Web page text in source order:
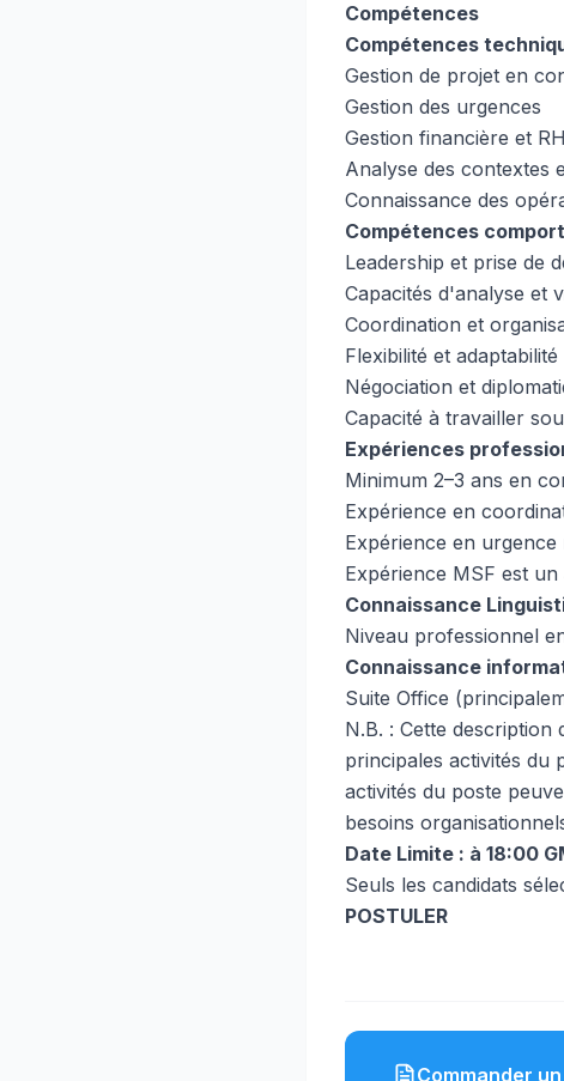
Compétences
Compétences
Gestion de projet en
Gestion des urgences
Gestion financière et RH
Analyse des contextes
Connaissance des
Compétences
Leadership et prise de
Capacités d'analyse et
Coordination et
Flexibilité et adaptabilité
Négociation et
Capacité à travailler
Expériences
Minimum 2–3 ans en
Expérience en
Expérience en urgence
Expérience MSF est
Connaissance
Niveau professionnel
Connaissance
Suite Office
N.B. : Cette
principales activités du
activités du poste
besoins
Date Limite : à 18:00
Seuls les candidats
POSTULER
Commander